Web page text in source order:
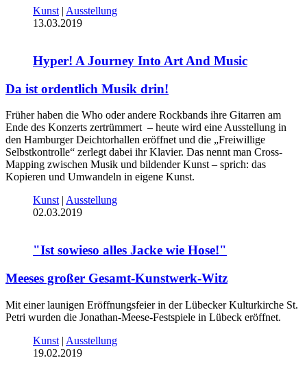
Kunst | Ausstellung
13.03.2019
Hyper! A Journey Into Art And Music
Da ist ordentlich Musik drin!
Früher haben die Who oder andere Rockbands ihre Gitarren am
Ende des Konzerts zertrümmert – heute wird eine Ausstellung in
den Hamburger Deichtorhallen eröffnet und die „Freiwillige
Selbstkontrolle“ zerlegt dabei ihr Klavier. Das nennt man Cross-
Mapping zwischen Musik und bildender Kunst – sprich: das
Kopieren und Umwandeln in eigene Kunst.
Kunst | Ausstellung
02.03.2019
"Ist sowieso alles Jacke wie Hose!"
Meeses großer Gesamt-Kunstwerk-Witz
Mit einer launigen Eröffnungsfeier in der Lübecker Kulturkirche St.
Petri wurden die Jonathan-Meese-Festspiele in Lübeck eröffnet.
Kunst | Ausstellung
19.02.2019